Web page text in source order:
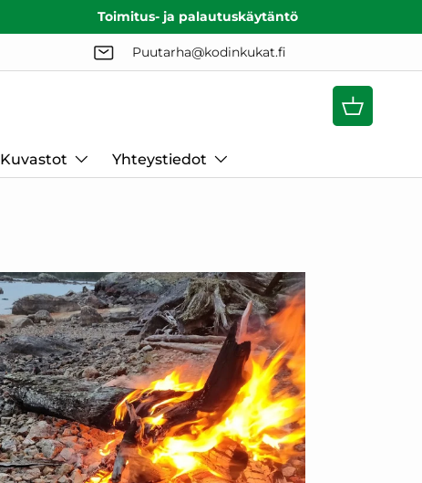
Toimitus- ja palautuskäytäntö
Puutarha@kodinkukat.fi
Ostoskori
Kuvastot Yhteystiedot